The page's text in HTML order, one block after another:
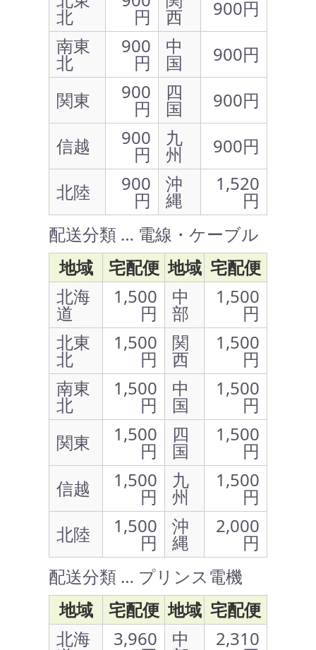
北 円 西
900円
南東
北
900
円
中
国
900円
関東
900
円
四
国
900円
信越
900
円
九
州
900円
北陸
900
円
沖
縄
1,520
円
配送分類 … 電線・ケーブル
地域
宅配便 地域 宅配便
北海
道
1,500
円
中
部
1,500
円
北東
北
1,500
円
関
西
1,500
円
南東
北
1,500
円
中
国
1,500
円
関東
1,500
円
四
国
1,500
円
信越
1,500
円
九
州
1,500
円
北陸
1,500
円
沖
縄
2,000
円
配送分類 … プリンス電機
地域
宅配便 地域 宅配便
北海
3,960 中 2,310